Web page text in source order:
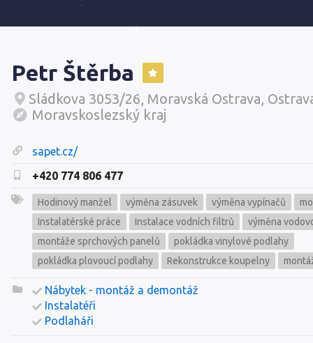
Petr Štěrba
Sládkova 3053/26, Moravská Ostrava,
Moravskoslezský kraj
sapet.cz/
+420 774 806 477
Hodinový manžel výměna zásuvek výměna vypínačů
Instalatérské práce
Instalace vodních filtrů
výměna
montáže sprchových panelů
pokládka vinylové podlahy
pokládka plovoucí podlahy
Rekonstrukce koupelny
Nábytek - montáž a demontáž
Instalatéři
Podlaháři